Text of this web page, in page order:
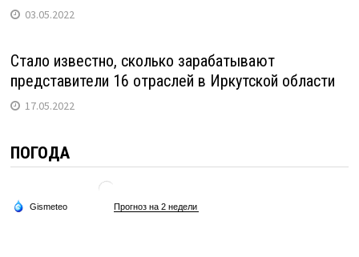
03.05.2022
Стало известно, сколько зарабатывают
представители 16 отраслей в Иркутской области
17.05.2022
ПОГОДА